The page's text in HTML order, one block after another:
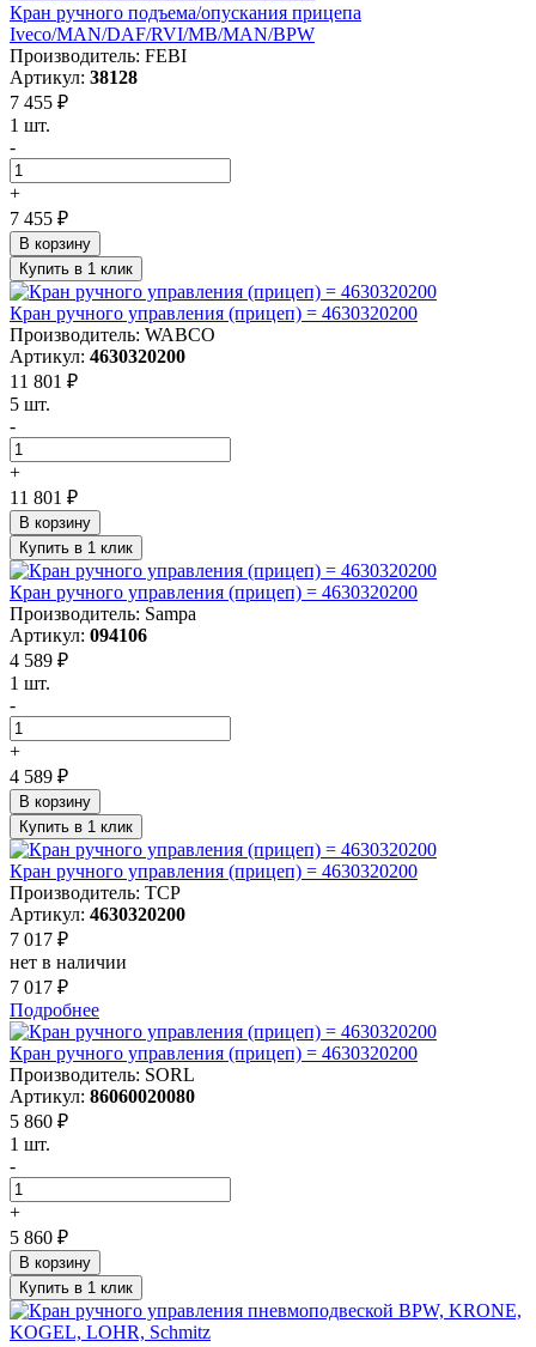
Кран ручного подъема/опускания прицепа
Iveco/MAN/DAF/RVI/MB/MAN/BPW
Производитель: FEBI
Артикул: 38128
7 455 ₽
1 шт.
-
+
7 455 ₽
В корзину
Купить в 1 клик
Кран ручного управления (прицеп) = 4630320200
Производитель: WABCO
Артикул: 4630320200
11 801 ₽
5 шт.
-
+
11 801 ₽
В корзину
Купить в 1 клик
Кран ручного управления (прицеп) = 4630320200
Производитель: Sampa
Артикул: 094106
4 589 ₽
1 шт.
-
+
4 589 ₽
В корзину
Купить в 1 клик
Кран ручного управления (прицеп) = 4630320200
Производитель: ТСР
Артикул: 4630320200
7 017 ₽
нет в наличии
7 017 ₽
Подробнее
Кран ручного управления (прицеп) = 4630320200
Производитель: SORL
Артикул: 86060020080
5 860 ₽
1 шт.
-
+
5 860 ₽
В корзину
Купить в 1 клик